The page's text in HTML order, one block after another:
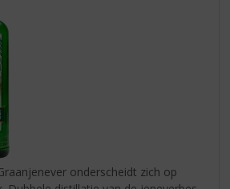
onderscheidt zich op